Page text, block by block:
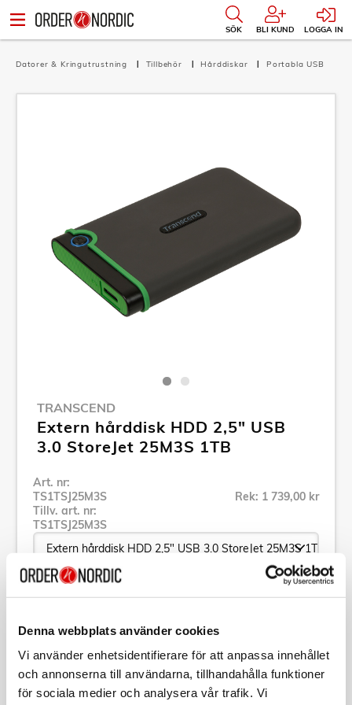
Denna webbplats använder cookies
Vi använder enhetsidentifierare för att anpassa innehållet
och annonserna till användarna, tillhandahålla funktioner
för sociala medier och analysera vår trafik. Vi
SÖK BLI KUND LOGGA IN
Datorer & Kringutrustning Tillbehör Hårddiskar Portabla USB
TRANSCEND
Extern hårddisk HDD 2,5" USB
3.0 StoreJet 25M3S 1TB
Art. nr:
TS1TSJ25M3S
Tillv. art. nr:
TS1TSJ25M3S
Rek: 1 739,00 kr
Se alla produkter inom Transcend
Specifikation
Beskrivning